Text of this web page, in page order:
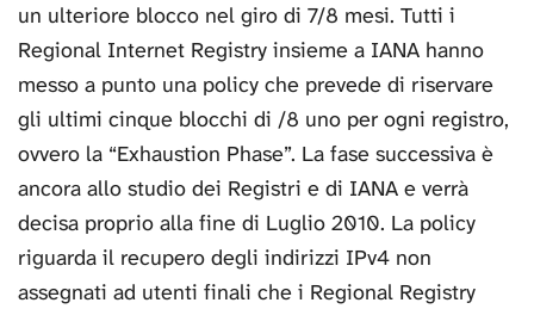
un ulteriore blocco nel giro di 7/8 mesi. Tutti i
Regional Internet Registry insieme a IANA hanno
messo a punto una policy che prevede di riservare
gli ultimi cinque blocchi di /8 uno per ogni registro,
ovvero la “Exhaustion Phase”. La fase successiva è
ancora allo studio dei Registri e di IANA e verrà
decisa proprio alla fine di Luglio 2010. La policy
riguarda il recupero degli indirizzi IPv4 non
assegnati ad utenti finali che i Regional Registry